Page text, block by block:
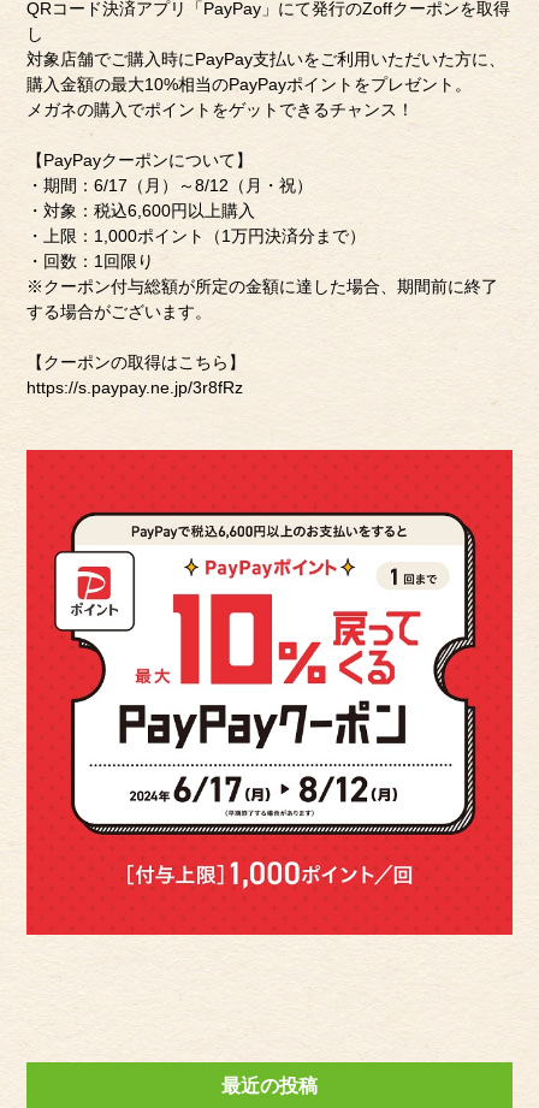
QRコード決済アプリ「PayPay」にて発行のZoffクーポンを取得
し
対象店舗でご購入時にPayPay支払いをご利用いただいた方に、
購入金額の最大10%相当のPayPayポイントをプレゼント。
メガネの購入でポイントをゲットできるチャンス！
【PayPayクーポンについて】
・期間：6/17（月）～8/12（月・祝）
・対象：税込6,600円以上購入
・上限：1,000ポイント（1万円決済分まで）
・回数：1回限り
※クーポン付与総額が所定の金額に達した場合、期間前に終了
する場合がございます。
【クーポンの取得はこちら】
https://s.paypay.ne.jp/3r8fRz
最近の投稿